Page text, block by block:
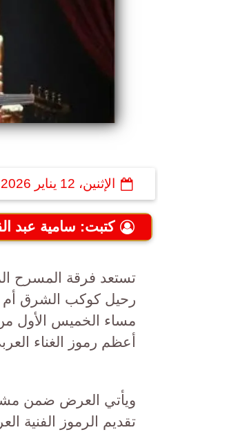
الإثنين، 12 يناير 2026
كتبت: سامية عبد
تستعد فرقة المسرح
رحيل كوكب الشرق أم
مساء الخميس الأول
أعظم رموز الغناء
ويأتي العرض ضمن
تقديم الرموز الفنية